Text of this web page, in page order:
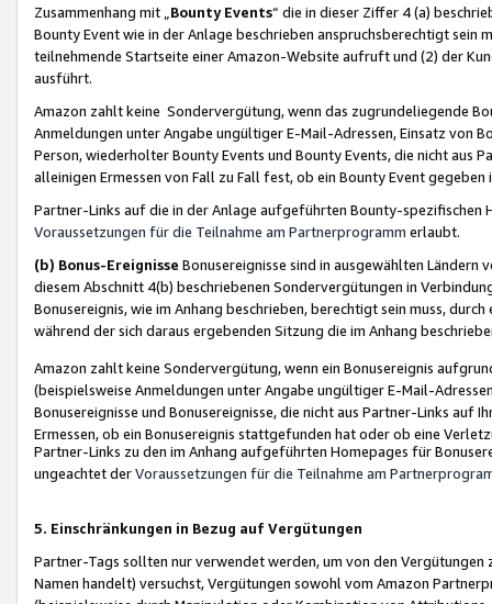
Zusammenhang mit „ Bounty Events“ die in dieser Ziffer 4 (a)
Bounty Event wie in der Anlage beschrieben anspruchsberechtigt sein
teilnehmende Startseite einer Amazon-Website aufruft und (2) der
ausführt.
Amazon zahlt keine Sondervergütung, wenn das zugrundeliegende
Anmeldungen unter Angabe ungültiger E-Mail-Adressen, Einsatz von
Person, wiederholter Bounty Events und Bounty Events, die nicht
alleinigen Ermessen von Fall zu Fall fest, ob ein Bounty Event
Partner-Links auf die in der Anlage aufgeführten Bounty-spezifischen
Voraussetzungen für die Teilnahme am Partnerprogramm erlaubt.
(b) Bonus-Ereignisse Bonusereignisse sind in ausgewählten Ländern
diesem Abschnitt 4(b) beschriebenen Sondervergütungen in
Bonusereignis, wie im Anhang beschrieben, berechtigt sein muss,
während der sich daraus ergebenden Sitzung die im Anhang
Amazon zahlt keine Sondervergütung, wenn ein Bonusereignis
(beispielsweise Anmeldungen unter Angabe ungültiger E-Mail-
Bonusereignisse und Bonusereignisse, die nicht aus Partner-Links auf
Ermessen, ob ein Bonusereignis stattgefunden hat oder ob eine
Partner-Links zu den im Anhang aufgeführten Homepages für
ungeachtet derVoraussetzungen für die Teilnahme am
5. Einschränkungen in Bezug auf Vergütungen
Partner-Tags sollten nur verwendet werden, um von den
Namen handelt) versuchst, Vergütungen sowohl vom Amazon